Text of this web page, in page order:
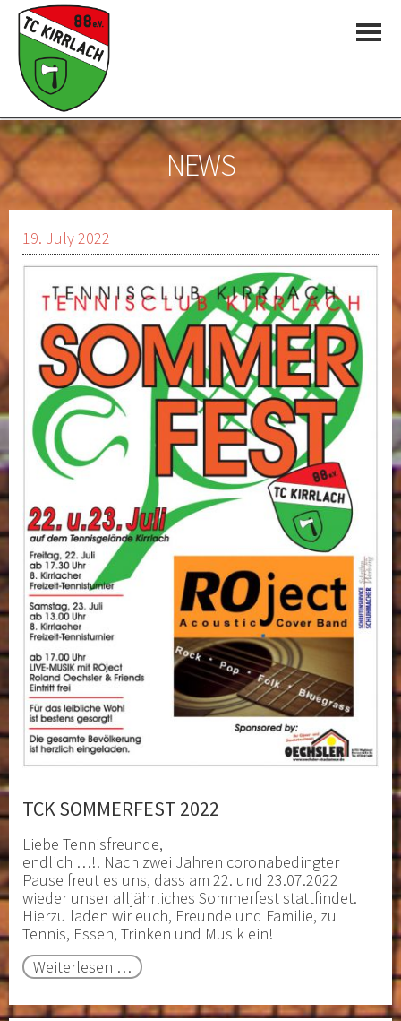
NEWS
19. July 2022
TCK SOMMERFEST 2022
Liebe Tennisfreunde,
endlich …!! Nach zwei Jahren coronabedingter
Pause freut es uns, dass am 22. und 23.07.2022
wieder unser alljährliches Sommerfest stattfindet.
Hierzu laden wir euch, Freunde und Familie, zu
Tennis, Essen, Trinken und Musik ein!
Weiterlesen … TCK
2022